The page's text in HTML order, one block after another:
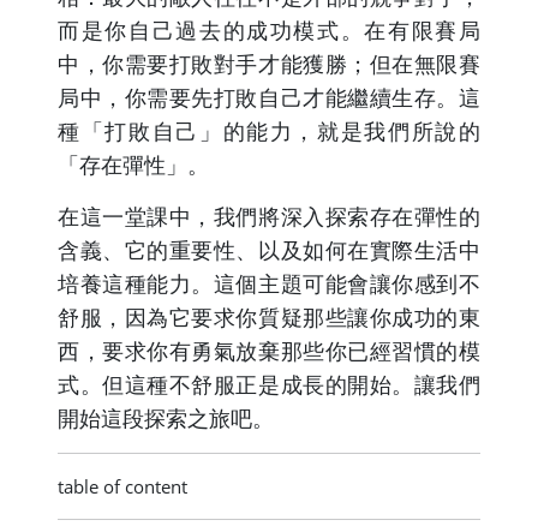
而是你自己過去的成功模式。在有限賽局
中，你需要打敗對手才能獲勝；但在無限賽
局中，你需要先打敗自己才能繼續生存。這
種「打敗自己」的能力，就是我們所說的
「存在彈性」。
在這一堂課中，我們將深入探索存在彈性的
含義、它的重要性、以及如何在實際生活中
培養這種能力。這個主題可能會讓你感到不
舒服，因為它要求你質疑那些讓你成功的東
西，要求你有勇氣放棄那些你已經習慣的模
式。但這種不舒服正是成長的開始。讓我們
開始這段探索之旅吧。
table of content